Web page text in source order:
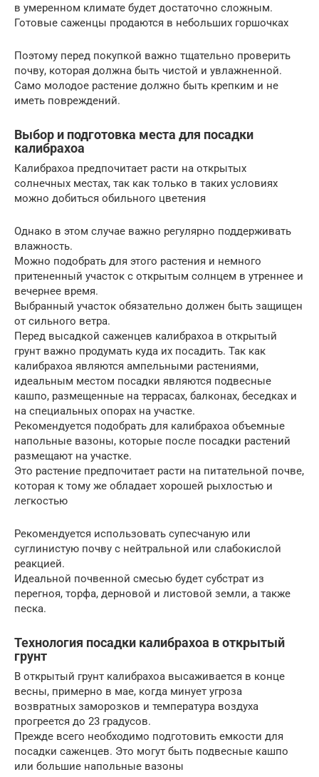
в умеренном климате будет достаточно сложным.
Готовые саженцы продаются в небольших горшочках
Поэтому перед покупкой важно тщательно проверить
почву, которая должна быть чистой и увлажненной.
Само молодое растение должно быть крепким и не
иметь повреждений.
Выбор и подготовка места для посадки
калибрахоа
Калибрахоа предпочитает расти на открытых
солнечных местах, так как только в таких условиях
можно добиться обильного цветения
Однако в этом случае важно регулярно поддерживать
влажность.
Можно подобрать для этого растения и немного
притененный участок с открытым солнцем в утреннее и
вечернее время.
Выбранный участок обязательно должен быть защищен
от сильного ветра.
Перед высадкой саженцев калибрахоа в открытый
грунт важно продумать куда их посадить. Так как
калибрахоа являются ампельными растениями,
идеальным местом посадки являются подвесные
кашпо, размещенные на террасах, балконах, беседках и
на специальных опорах на участке.
Рекомендуется подобрать для калибрахоа объемные
напольные вазоны, которые после посадки растений
размещают на участке.
Это растение предпочитает расти на питательной почве,
которая к тому же обладает хорошей рыхлостью и
легкостью
Рекомендуется использовать супесчаную или
суглинистую почву с нейтральной или слабокислой
реакцией.
Идеальной почвенной смесью будет субстрат из
перегноя, торфа, дерновой и листовой земли, а также
песка.
Технология посадки калибрахоа в открытый
грунт
В открытый грунт калибрахоа высаживается в конце
весны, примерно в мае, когда минует угроза
возвратных заморозков и температура воздуха
прогреется до 23 градусов.
Прежде всего необходимо подготовить емкости для
посадки саженцев. Это могут быть подвесные кашпо
или большие напольные вазоны